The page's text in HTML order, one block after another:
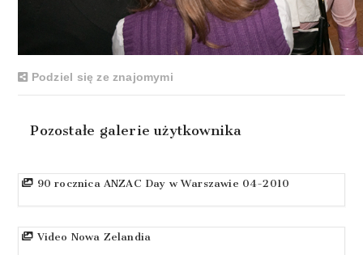
Podziel się ze znajomymi
Pozostałe galerie użytkownika
90 rocznica ANZAC Day w Warszawie 04-2010
Video Nowa Zelandia